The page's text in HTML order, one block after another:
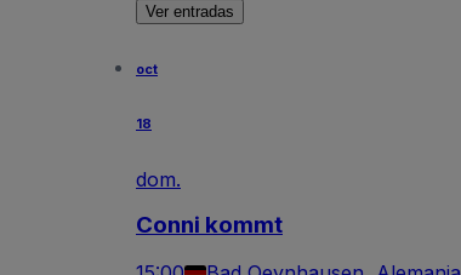
Ver entradas
oct
18
dom.
Conni kommt